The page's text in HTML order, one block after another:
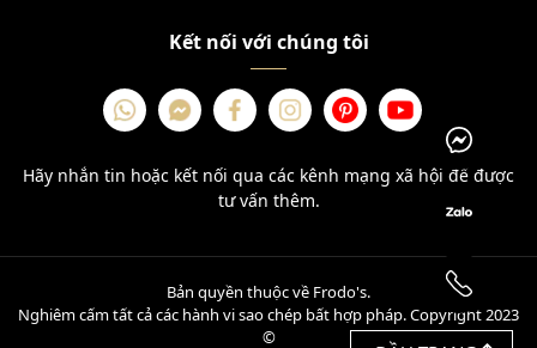
Kết nối với chúng tôi
Hãy nhắn tin hoặc kết nối qua các kênh mạng xã hội để được
tư vấn thêm.
Bản quyền thuộc về Frodo's.
Nghiêm cấm tất cả các hành vi sao chép bất hợp pháp. Copyright 2023
©